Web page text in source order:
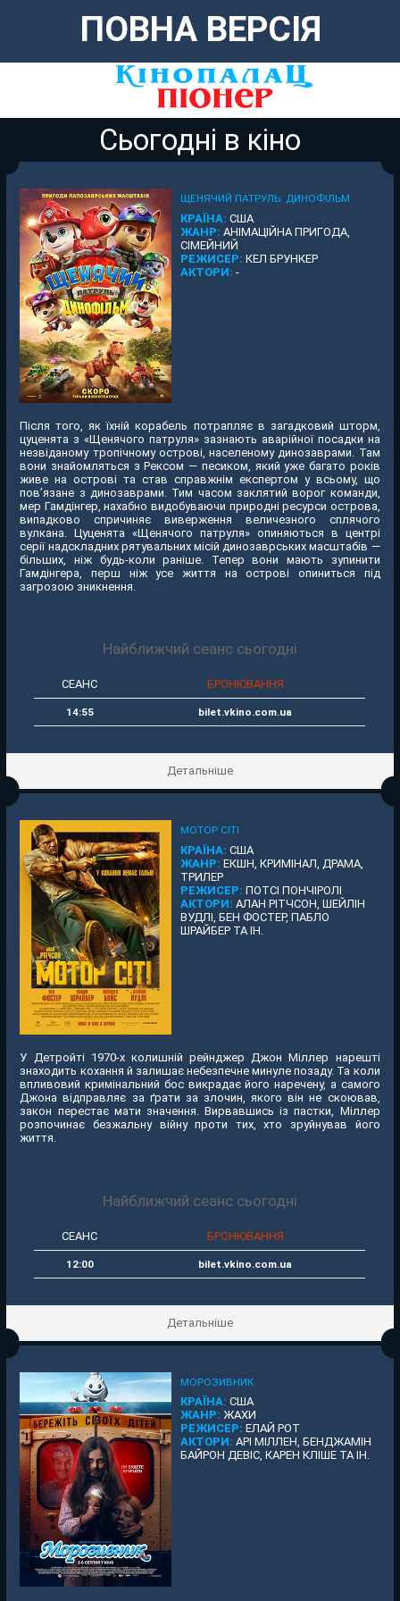
ПОВНА ВЕРСІЯ
Сьогодні в кіно
ЩЕНЯЧИЙ ПАТРУЛЬ: ДИНОФІЛЬМ
КРАЇНА: США
ЖАНР: АНІМАЦІЙНА ПРИГОДА,
СІМЕЙНИЙ
РЕЖИСЕР: КЕЛ БРУНКЕР
АКТОРИ: -
Після того, як їхній корабель потрапляє в загадковий шторм,
цуценята з «Щенячого патруля» зазнають аварійної посадки на
незвіданому тропічному острові, населеному динозаврами. Там
вони знайомляться з Рексом — песиком, який уже багато років
живе на острові та став справжнім експертом у всьому, що
пов’язане з динозаврами. Тим часом заклятий ворог команди,
мер Гамдінгер, нахабно видобуваючи природні ресурси острова,
випадково спричиняє виверження величезного сплячого
вулкана. Цуценята «Щенячого патруля» опиняються в центрі
серії надскладних рятувальних місій динозаврських масштабів —
більших, ніж будь-коли раніше. Тепер вони мають зупинити
Гамдінгера, перш ніж усе життя на острові опиниться під
загрозою зникнення.
Найближчий сеанс сьогодні
СЕАНС БРОНЮВАННЯ
14:55 bilet.vkino.com.ua
Детальніше
МОТОР СІТІ
КРАЇНА: США
ЖАНР: ЕКШН, КРИМІНАЛ, ДРАМА,
ТРИЛЕР
РЕЖИСЕР: ПОТСІ ПОНЧІРОЛІ
АКТОРИ: АЛАН РІТЧСОН, ШЕЙЛІН
ВУДЛІ, БЕН ФОСТЕР, ПАБЛО
ШРАЙБЕР ТА ІН.
У Детройті 1970-х колишній рейнджер Джон Міллер нарешті
знаходить кохання й залишає небезпечне минуле позаду. Та коли
впливовий кримінальний бос викрадає його наречену, а самого
Джона відправляє за ґрати за злочин, якого він не скоював,
закон перестає мати значення. Вирвавшись із пастки, Міллер
розпочинає безжальну війну проти тих, хто зруйнував його
життя.
Найближчий сеанс сьогодні
СЕАНС БРОНЮВАННЯ
12:00 bilet.vkino.com.ua
Детальніше
МОРОЗИВНИК
КРАЇНА: США
ЖАНР: ЖАХИ
РЕЖИСЕР: ЕЛАЙ РОТ
АКТОРИ: АРІ МІЛЛЕН, БЕНДЖАМІН
БАЙРОН ДЕВІС, КАРЕН КЛІШЕ ТА ІН.